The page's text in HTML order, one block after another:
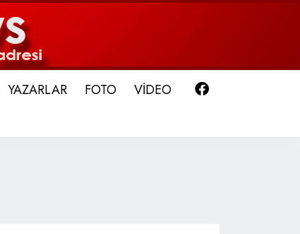
YAZARLAR FOTO VİDEO